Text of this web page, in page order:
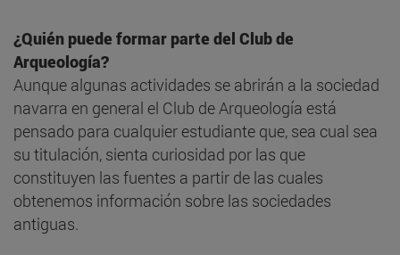
¿Quién puede formar parte del Club de
Arqueología?
Aunque algunas actividades se abrirán a la sociedad
navarra en general el Club de Arqueología está
pensado para cualquier estudiante que, sea cual sea
su titulación, sienta curiosidad por las que
constituyen las fuentes a partir de las cuales
obtenemos información sobre las sociedades
antiguas.